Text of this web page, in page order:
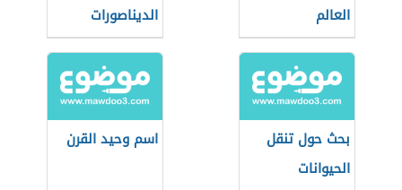
العالم
الديناصورات
بحث حول تنقل
الحيوانات
اسم وحيد القرن